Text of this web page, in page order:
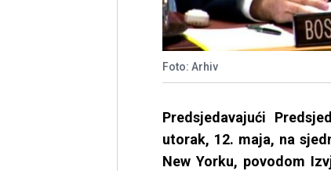
Foto: Arhiv
Predsjedavajući
utorak, 12. maja, na
New Yorku, povodom